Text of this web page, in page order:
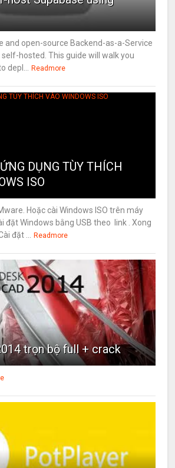
and open-source Backend-as-a-Service
hosted. This guide will walk you
depl... Readmore
DỤNG TÙY THÍCH
ISO
Hoặc cài Windows ISO trên máy
đặt Windows bằng USB theo link . Xong
đặt ... Readmore
trọn bộ full + crack